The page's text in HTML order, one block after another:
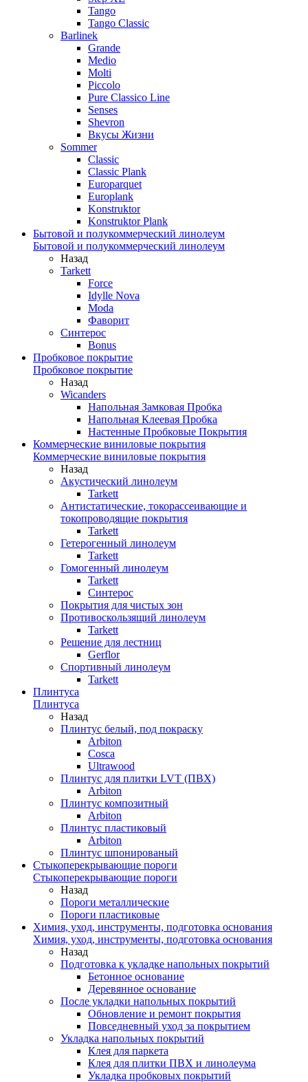
Tango
Tango Classic
Barlinek
Grande
Medio
Molti
Piccolo
Pure Classico Line
Senses
Shevron
Вкусы Жизни
Sommer
Classic
Classic Plank
Europarquet
Europlank
Konstruktor
Konstruktor Plank
Бытовой и полукоммерческий линолеум
Бытовой и полукоммерческий линолеум
Назад
Tarkett
Force
Idylle Nova
Moda
Фаворит
Синтерос
Bonus
Пробковое покрытие
Пробковое покрытие
Назад
Wicanders
Напольная Замковая Пробка
Напольная Клеевая Пробка
Настенные Пробковые Покрытия
Коммерческие виниловые покрытия
Коммерческие виниловые покрытия
Назад
Акустический линолеум
Tarkett
Антистатические, токорассеивающие и
токопроводящие покрытия
Tarkett
Гетерогенный линолеум
Tarkett
Гомогенный линолеум
Tarkett
Синтерос
Покрытия для чистых зон
Противоскользящий линолеум
Tarkett
Решение для лестниц
Gerflor
Спортивный линолеум
Tarkett
Плинтуса
Плинтуса
Назад
Плинтус белый, под покраску
Arbiton
Cosca
Ultrawood
Плинтус для плитки LVT (ПВХ)
Arbiton
Плинтус композитный
Arbiton
Плинтус пластиковый
Arbiton
Плинтус шпонированый
Стыкоперекрывающие пороги
Стыкоперекрывающие пороги
Назад
Пороги металлические
Пороги пластиковые
Химия, уход, инструменты, подготовка основания
Химия, уход, инструменты, подготовка основания
Назад
Подготовка к укладке напольных покрытий
Бетонное основание
Деревянное основание
После укладки напольных покрытий
Обновление и ремонт покрытия
Повседневный уход за покрытием
Укладка напольных покрытий
Клея для паркета
Клея для плитки ПВХ и линолеума
Укладка пробковых покрытий